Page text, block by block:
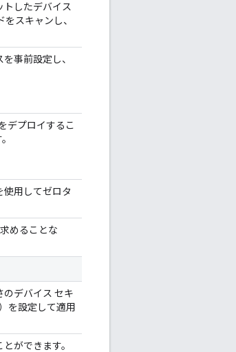
トしたデバイス
スキャンし、
事前設定し、
デプロイするこ
使用してゼロタ
めることな
のデバイス セキ
を設定して適用
ができます。